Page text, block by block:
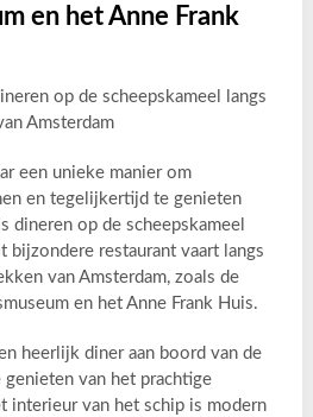
en het Anne Frank
op de scheepskameel langs
Amsterdam
een unieke manier om
en tegelijkertijd te genieten
dineren op de scheepskameel
restaurant vaart langs
van Amsterdam, zoals de
en het Anne Frank Huis.
heerlijk diner aan boord van de
genieten van het prachtige
interieur van het schip is modern